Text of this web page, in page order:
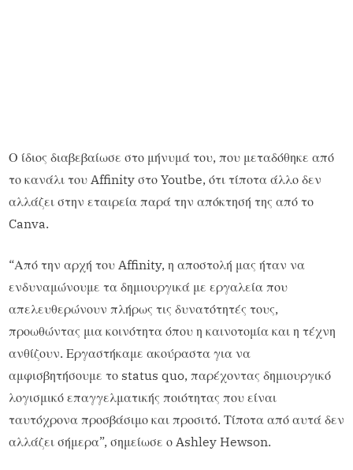
Ο ίδιος διαβεβαίωσε στο μήνυμά του, που μεταδόθηκε από
το κανάλι του Affinity στο Youtbe, ότι τίποτα άλλο δεν
αλλάζει στην εταιρεία παρά την απόκτησή της από το
Canva.
“Από την αρχή του Affinity, η αποστολή μας ήταν να
ενδυναμώνουμε τα δημιουργικά με εργαλεία που
απελευθερώνουν πλήρως τις δυνατότητές τους,
προωθώντας μια κοινότητα όπου η καινοτομία και η τέχνη
ανθίζουν. Εργαστήκαμε ακούραστα για να
αμφισβητήσουμε το status quo, παρέχοντας δημιουργικό
λογισμικό επαγγελματικής ποιότητας που είναι
ταυτόχρονα προσβάσιμο και προσιτό. Τίποτα από αυτά δεν
αλλάζει σήμερα”, σημείωσε ο Ashley Hewson.